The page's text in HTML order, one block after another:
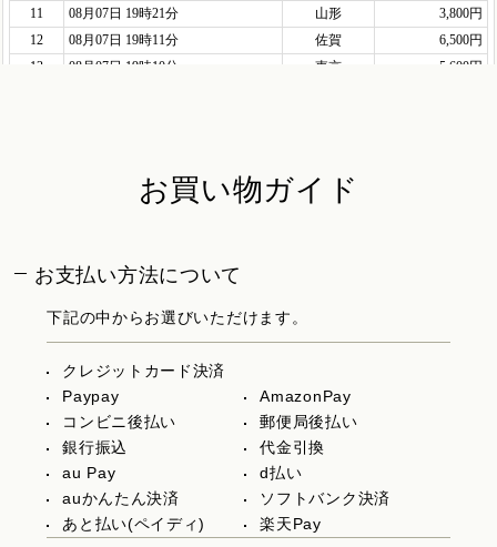
お買い物ガイド
お支払い方法について
下記の中からお選びいただけます。
クレジットカード決済
Paypay
AmazonPay
コンビニ後払い
郵便局後払い
銀行振込
代金引換
au Pay
d払い
auかんたん決済
ソフトバンク決済
あと払い(ペイディ)
楽天Pay